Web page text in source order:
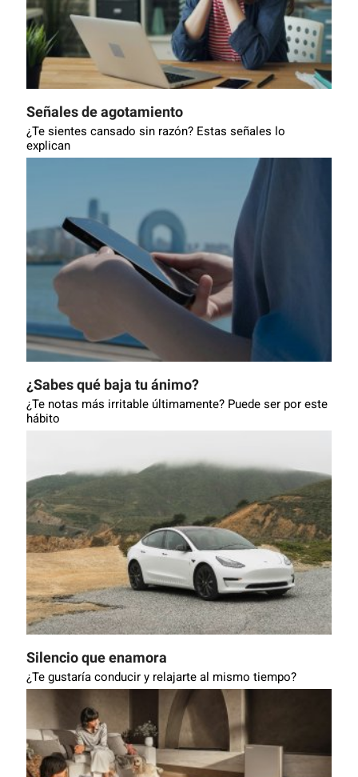
Señales de agotamiento
¿Te sientes cansado sin razón? Estas señales lo
explican
¿Sabes qué baja tu ánimo?
¿Te notas más irritable últimamente? Puede ser por este
hábito
Silencio que enamora
¿Te gustaría conducir y relajarte al mismo tiempo?